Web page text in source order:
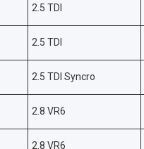
2.5 TDI
2.5 TDI
2.5 TDI Syncro
2.8 VR6
2.8 VR6